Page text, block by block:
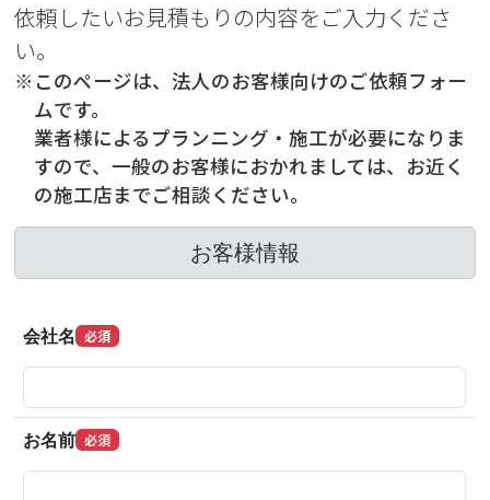
依頼したいお見積もりの内容をご入力くださ
い。
※このページは、法人のお客様向けのご依頼フォー
ムです。
業者様によるプランニング・施工が必要になりま
すので、一般のお客様におかれましては、お近く
の施工店までご相談ください。
お客様情報
会社名 必須
お名前 必須